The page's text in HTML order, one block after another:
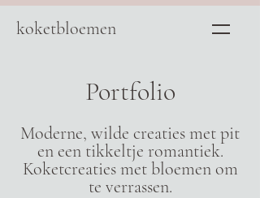
koketbloemen
Portfolio
Moderne, wilde creaties met pit
en een tikkeltje romantiek.
Koketcreaties met bloemen om
te verrassen.